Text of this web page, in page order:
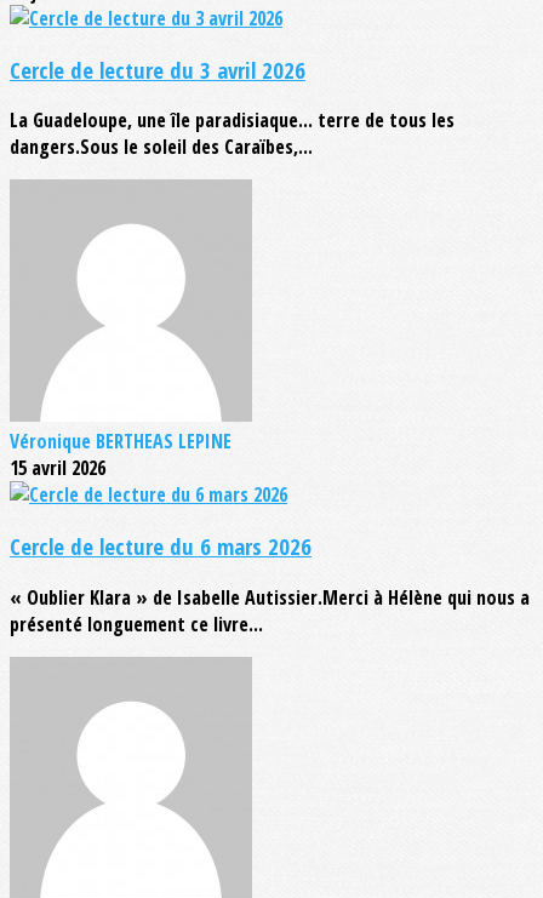
Cercle de lecture du 3 avril 2026
La Guadeloupe, une île paradisiaque... terre de tous les
dangers.Sous le soleil des Caraïbes,...
Véronique BERTHEAS LEPINE
15 avril 2026
Cercle de lecture du 6 mars 2026
« Oublier Klara » de Isabelle Autissier.Merci à Hélène qui nous a
présenté longuement ce livre...